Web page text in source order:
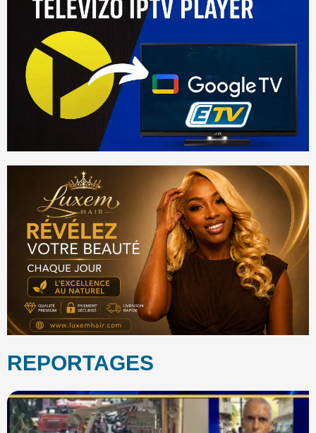
REPORTAGES